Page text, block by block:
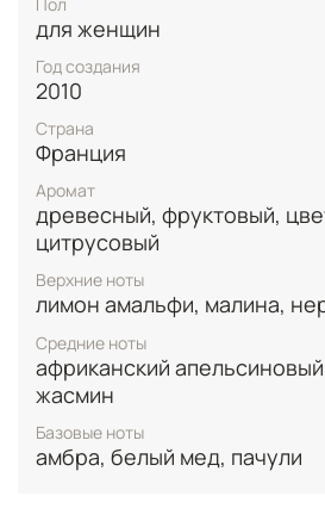
гардения, формируя
букет с кремовой нежностью.
мёд, пачули и амбра, за счёт
приобретает тёплую,
концентрации Eau de Parfum
хорошей стойкостью (порядка 8
заметным шлейфом, поэтому
для вечеринок, свиданий,
торжественных мероприятий, а
нанесении подойдёт и для
ношения.
для женщин
Год создания
2010
Страна
Франция
Аромат
древесный, фруктовый,
цитрусовый
Верхние ноты
лимон амальфи, малина,
Средние ноты
африканский
жасмин
Базовые ноты
амбра, белый мед, пачули